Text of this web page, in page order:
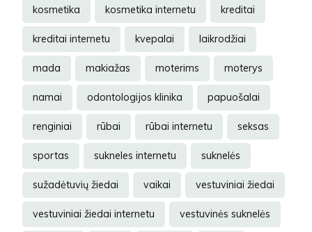
kosmetika kosmetika internetu kreditai
kreditai internetu kvepalai laikrodžiai
mada makiažas moterims moterys
namai odontologijos klinika papuošalai
renginiai rūbai rūbai internetu seksas
sportas sukneles internetu suknelės
sužadėtuvių žiedai vaikai vestuviniai žiedai
vestuviniai žiedai internetu vestuvinės suknelės